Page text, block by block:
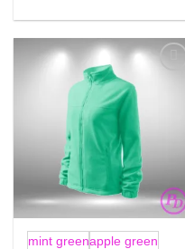
mint greenapple green